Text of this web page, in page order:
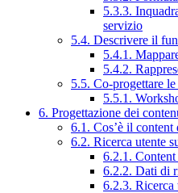
5.3.3.
servizio
5.4. Descrivere il
5.4.1.
5.4.2.
5.5. Co-progettare
5.5.1.
6. Progettazione dei
6.1. Cos’è il content
6.2. Ricerca utente
6.2.1.
6.2.2. Dati di
6.2.3. Ricerca